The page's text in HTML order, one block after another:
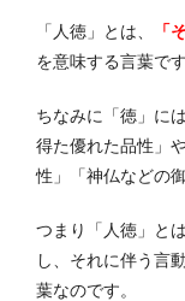
「人徳」とは、
「
を意味する言葉です
ちなみに「徳」に
得た優れた品性」
性」「神仏などの
つまり「人徳」と
し、それに伴う言
葉なのです。